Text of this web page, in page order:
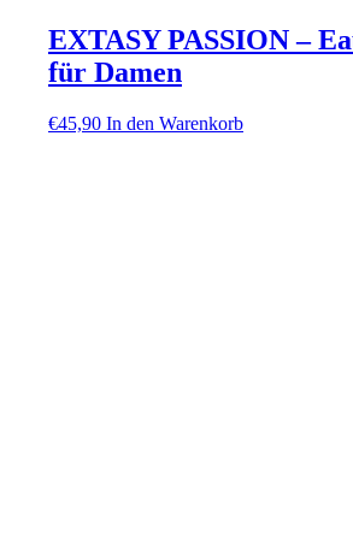
EXTASY PASSION –
für Damen
€45,90 In den Warenkorb